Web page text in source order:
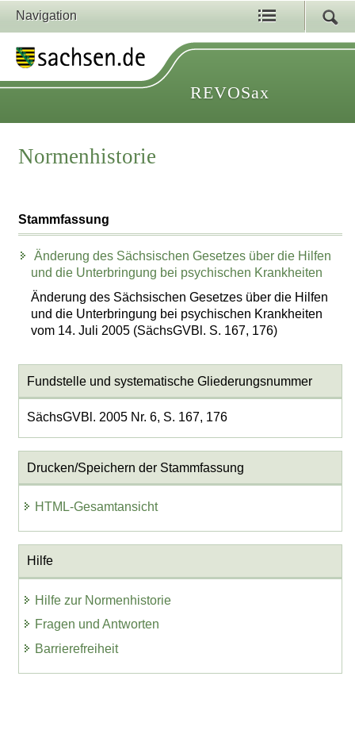
Navigation
REVOSax
Normenhistorie
Stammfassung
Änderung des Sächsischen Gesetzes über die Hilfen
und die Unterbringung bei psychischen Krankheiten
Änderung des Sächsischen Gesetzes über die Hilfen
und die Unterbringung bei psychischen Krankheiten
vom 14. Juli 2005 (SächsGVBl. S. 167, 176)
Fundstelle und systematische Gliederungsnummer
SächsGVBl. 2005 Nr. 6, S. 167, 176
Drucken/Speichern der Stammfassung
HTML-Gesamtansicht
Hilfe
Hilfe zur Normenhistorie
Fragen und Antworten
Barrierefreiheit